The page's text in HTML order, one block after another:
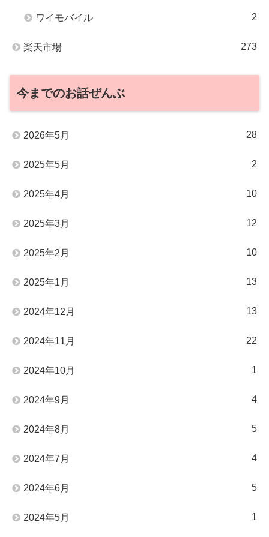
ワイモバイル 2
楽天市場 273
今までのお話ぜんぶ
2026年5月 28
2025年5月 2
2025年4月 10
2025年3月 12
2025年2月 10
2025年1月 13
2024年12月 13
2024年11月 22
2024年10月 1
2024年9月 4
2024年8月 5
2024年7月 4
2024年6月 5
2024年5月 1